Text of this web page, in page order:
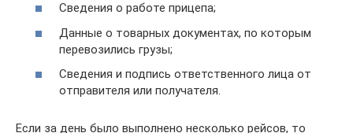
Сведения о работе прицепа;
Данные о товарных документах, по которым
перевозились грузы;
Сведения и подпись ответственного лица от
отправителя или получателя.
Если за день было выполнено несколько рейсов, то